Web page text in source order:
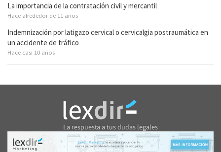
La importancia de la contratación civil y mercantil
Hace alrededor de 11 años
Indemnización por latigazo cervical o cervicalgia postraumática en
un accidente de tráfico
Hace casi 10 años